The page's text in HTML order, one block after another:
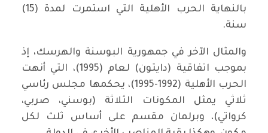
بالنهاية الحرب الأهلية التي استمرت لمدة (15)
سنة.
والمثال الآخر في جمهورية البوسنة والهرسك، إذ
بموجب اتفاقية (دايتون) لعام (1995)، التي أنهت
الحرب الأهلية (1992-1995)، يحكمها مجلس رئاسي
ثلاثي يمثل المكونات الثلاثة (بوسني، صربي،
كرواتي)، وبرلمان مقسم على أساس ثلث لكل